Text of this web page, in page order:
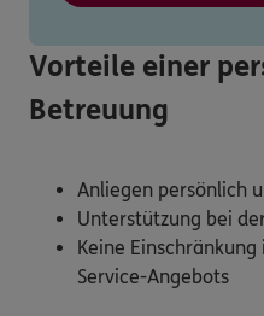
Vorteile einer
Betreuung
Anliegen persönlich
Unterstützung bei
Keine
Service-Angebots